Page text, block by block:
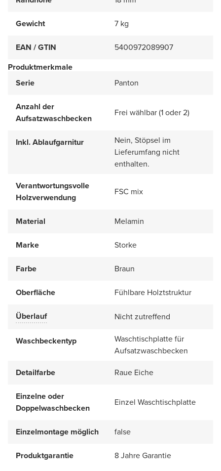
Gewicht 7 kg
EAN / GTIN
5400972089907
Produktmerkmale
Serie
Panton
Anzahl der
Aufsatzwaschbecken
Frei wählbar (1 oder 2)
Inkl. Ablaufgarnitur
Nein, Stöpsel im
Lieferumfang nicht
enthalten.
Verantwortungsvolle
Holzverwendung
FSC mix
Material Melamin
Marke Storke
Farbe Braun
Oberfläche Fühlbare Holztstruktur
Überlauf Nicht zutreffend
Waschbeckentyp
Waschtischplatte für
Aufsatzwaschbecken
Detailfarbe
Raue Eiche
Einzelne oder
Doppelwaschbecken
Einzel Waschtischplatte
Einzelmontage möglich false
Produktgarantie 8 Jahre Garantie